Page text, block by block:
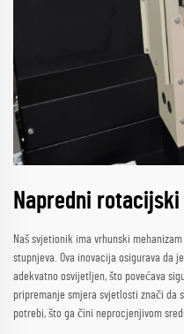
Napredni
Naš svjetionik ima vrhunski
stupnjeva. Ova inovacija osigurava da
adekvatno osvijetljen, što povećava
pripremanje smjera svjetlosti znači da
potrebi, što ga čini neprocjenjivom